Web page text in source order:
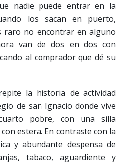
nadie puede entrar en la
los sacan en puerto,
raro no encontrar en alguno
van de dos en dos con
al comprador que dé su
la historia de actividad
de san Ignacio donde vive
pobre, con una silla
estera. En contraste con la
y abundante despensa de
tabaco, aguardiente y